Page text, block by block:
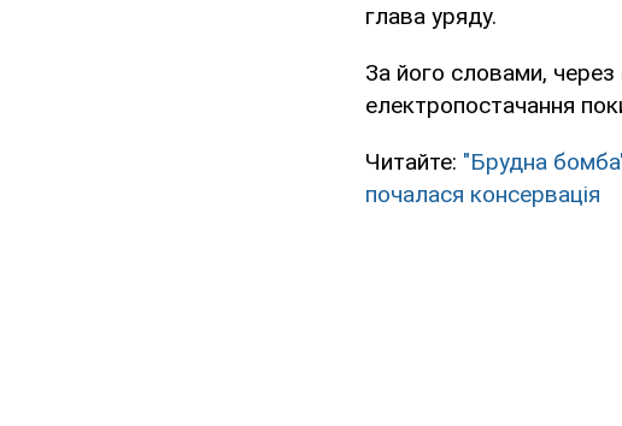
глава уряду.
За його словами,
електропостачання
Читайте: "Брудна
почалася консервація